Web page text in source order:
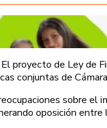
El proyecto de Ley de
conjuntas de
sobre
oposición